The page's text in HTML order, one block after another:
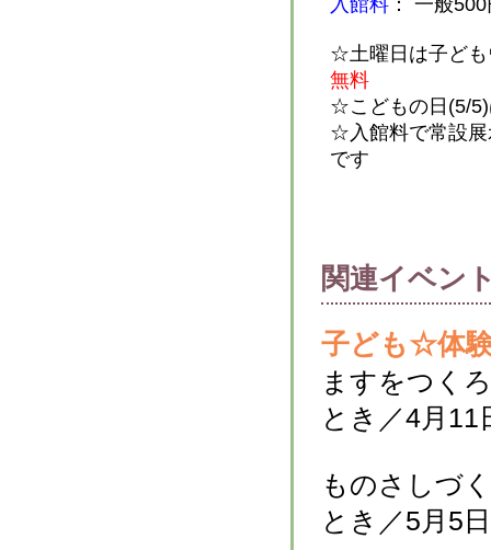
☆土曜日は子ども
無料
☆こどもの日(5/
☆入館料で常設展
です
関連イベ
子ども☆体
ますをつく
とき／4月11
ものさしづ
とき／5月5